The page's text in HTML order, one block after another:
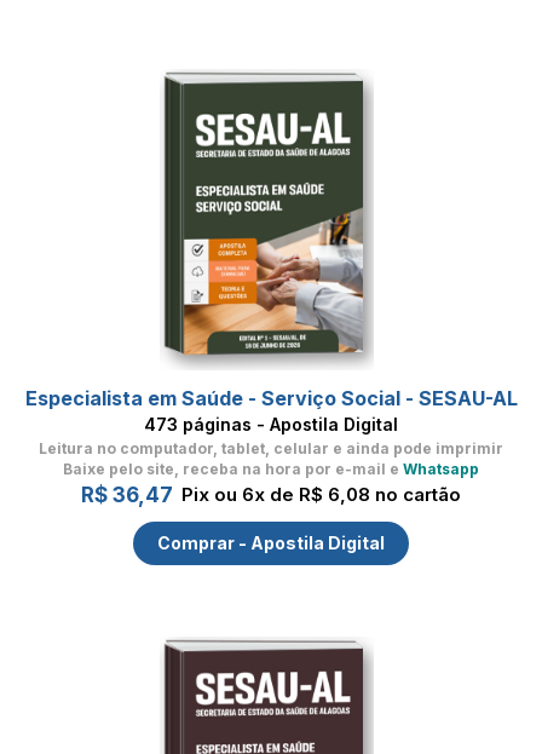
Especialista em Saúde - Serviço Social - SESAU-AL
473 páginas - Apostila Digital
Leitura no computador, tablet, celular e ainda pode imprimir
Baixe pelo site, receba na hora por e-mail e Whatsapp
R$ 36,47 Pix ou 6x de R$ 6,08 no cartão
Comprar - Apostila Digital